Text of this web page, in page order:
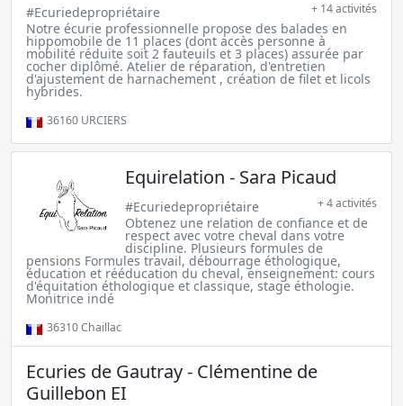
#Ecuriedepropriétaire + 14 activités
Notre écurie professionnelle propose des balades en
hippomobile de 11 places (dont accès personne à
mobilité réduite soit 2 fauteuils et 3 places) assurée par
cocher diplômé. Atelier de réparation, d'entretien
d'ajustement de harnachement , création de filet et licols
hybrides.
36160 URCIERS
Equirelation - Sara Picaud
#Ecuriedepropriétaire + 4 activités
Obtenez une relation de confiance et de
respect avec votre cheval dans votre
discipline. Plusieurs formules de
pensions Formules travail, débourrage éthologique,
éducation et rééducation du cheval, enseignement: cours
d'équitation éthologique et classique, stage éthologie.
Monitrice indé
36310Chaillac
Ecuries de Gautray - Clémentine de
Guillebon EI